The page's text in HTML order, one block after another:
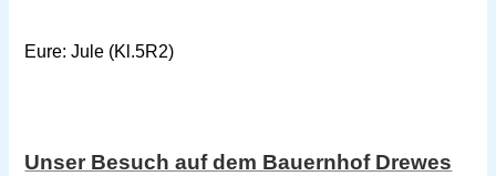
Eure: Jule (Kl.5R2)
Unser Besuch auf dem Bauernhof Drewes